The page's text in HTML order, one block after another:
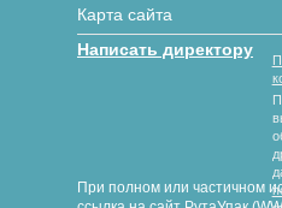
Карта сайта
Написать директору
При полном или частичном